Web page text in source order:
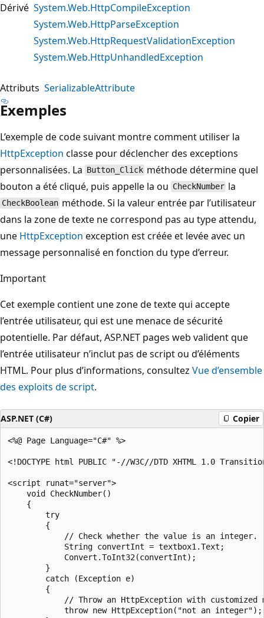
Dérivé System.Web.HttpCompileException
System.Web.HttpParseException
System.Web.HttpRequestValidationException
System.Web.HttpUnhandledException
Attributs SerializableAttribute
Exemples
L’exemple de code suivant montre comment utiliser la
HttpException classe pour déclencher des exceptions
personnalisées. La Button_Click méthode détermine quel
bouton a été cliqué, puis appelle la ou CheckNumber la
CheckBoolean méthode. Si la valeur entrée par l’utilisateur
dans la zone de texte ne correspond pas au type attendu,
une HttpException exception est créée et levée avec un
message personnalisé en fonction du type d’erreur.
Important
Cet exemple contient une zone de texte qui accepte
l’entrée utilisateur, qui est une menace de sécurité
potentielle. Par défaut, ASP.NET pages web valident que
l’entrée utilisateur n’inclut pas de script ou d’éléments
HTML. Pour plus d’informations, consultez Vue d’ensemble
des exploits de script.
ASP.NET (C#) Copier
<%@ Page Language="C#" %>
<!DOCTYPE html PUBLIC "-//W3C//DTD XHTML 1.0
<script runat="server">
    void CheckNumber()
    {
        try
        {
            // Check whether the value is an integer.
            String convertInt = textbox1.Text;
            Convert.ToInt32(convertInt);
        }
        catch (Exception e)
        {
// Throw an HttpException with customized
            throw new HttpException("not an integer");